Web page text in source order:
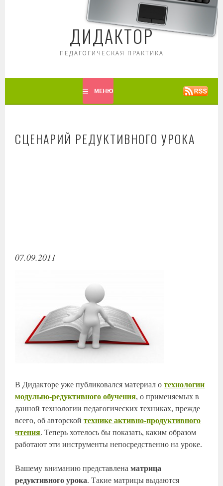
ДИДАКТОР
ПЕДАГОГИЧЕСКАЯ ПРАКТИКА
МЕНЮ
СЦЕНАРИЙ РЕДУКТИВНОГО УРОКА
07.09.2011
В Дидакторе уже публиковался материал отехнологии
модульно-редуктивного обучения, о применяемых в
данной технологии педагогических техниках, прежде
всего, об авторскойтехнике активно-продуктивного
чтения. Теперь хотелось бы показать, каким образом
работают эти инструменты непосредственно на уроке.
Вашему вниманию представленаматрица
редуктивного урока. Такие матрицы выдаются